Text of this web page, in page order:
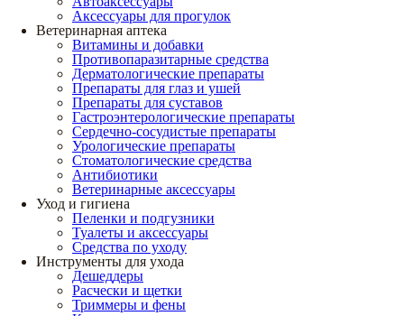
Аксессуары для прогулок
Ветеринарная аптека
Витамины и добавки
Противопаразитарные средства
Дерматологические препараты
Препараты для глаз и ушей
Препараты для суставов
Гастроэнтерологические препараты
Сердечно-сосудистые препараты
Урологические препараты
Стоматологические средства
Антибиотики
Ветеринарные аксессуары
Уход и гигиена
Пеленки и подгузники
Туалеты и аксессуары
Средства по уходу
Инструменты для ухода
Дешеддеры
Расчески и щетки
Триммеры и фены